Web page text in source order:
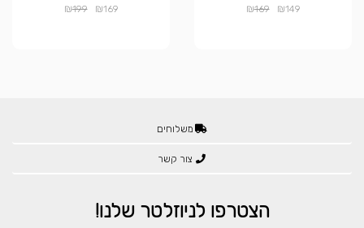
₪149
₪169
₪169
₪199
משלוחים
צור קשר
הצטרפו לניוזלטר שלנו!